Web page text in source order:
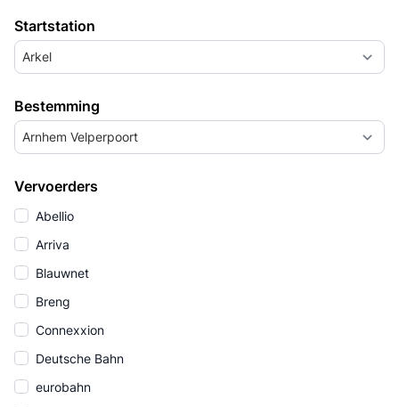
Startstation
Arkel
Bestemming
Arnhem Velperpoort
Vervoerders
Abellio
Arriva
Blauwnet
Breng
Connexxion
Deutsche Bahn
eurobahn